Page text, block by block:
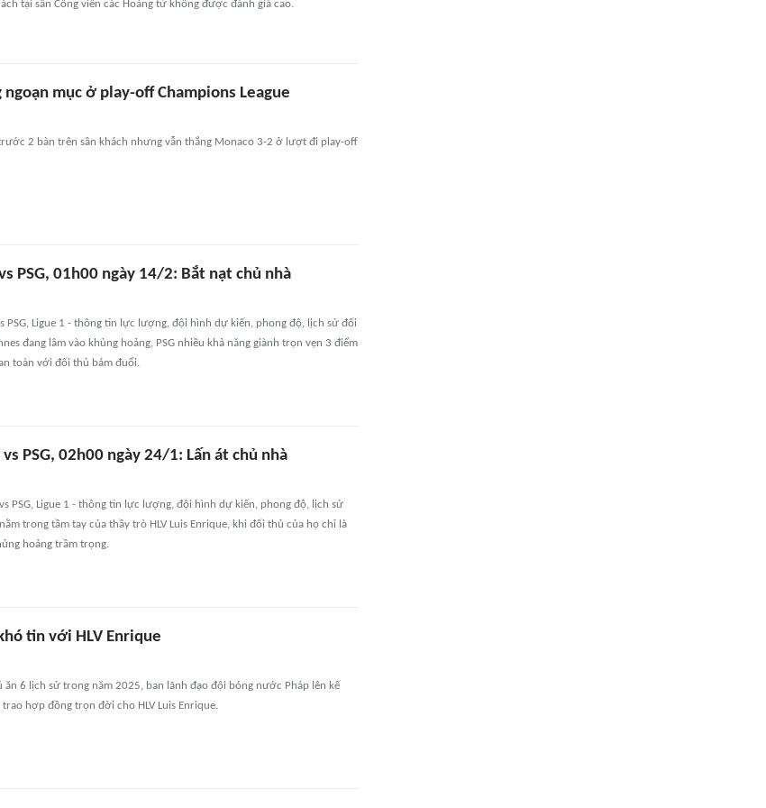
tại sân Công viên các Hoàng tử không được đánh giá cao.
ngoạn mục ở play-off Champions League
trước 2 bàn trên sân khách nhưng vẫn thắng Monaco 3-2 ở lượt đi play-off
PSG, 01h00 ngày 14/2: Bắt nạt chủ nhà
PSG, Ligue 1 - thông tin lực lượng, đội hình dự kiến, phong độ, lịch sử đối
đang lâm vào khủng hoảng, PSG nhiều khả năng giành trọn vẹn 3 điểm
toàn với đối thủ bám đuổi.
PSG, 02h00 ngày 24/1: Lấn át chủ nhà
PSG, Ligue 1 - thông tin lực lượng, đội hình dự kiến, phong độ, lịch sử
trong tầm tay của thầy trò HLV Luis Enrique, khi đối thủ của họ chỉ là
hoảng trầm trọng.
tin với HLV Enrique
ăn 6 lịch sử trong năm 2025, ban lãnh đạo đội bóng nước Pháp lên kế
hợp đồng trọn đời cho HLV Luis Enrique.